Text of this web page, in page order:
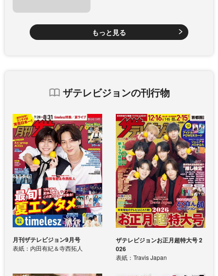
もっと見る
ザテレビジョンの刊行物
月刊ザテレビジョン9月号
表紙：内田有紀＆寺西拓人
ザテレビジョンお正月超特大号 2
026
表紙：Travis Japan